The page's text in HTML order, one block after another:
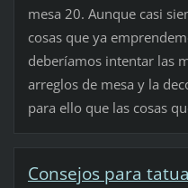
mesa 20. Aunque casi
cosas que ya
deberíamos intentar las
arreglos de mesa y la
para ello que las cosas
Consejos para